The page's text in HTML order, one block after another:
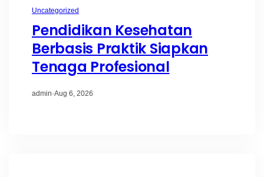
Uncategorized
Pendidikan Kesehatan
Berbasis Praktik Siapkan
Tenaga Profesional
admin·Aug 6, 2026